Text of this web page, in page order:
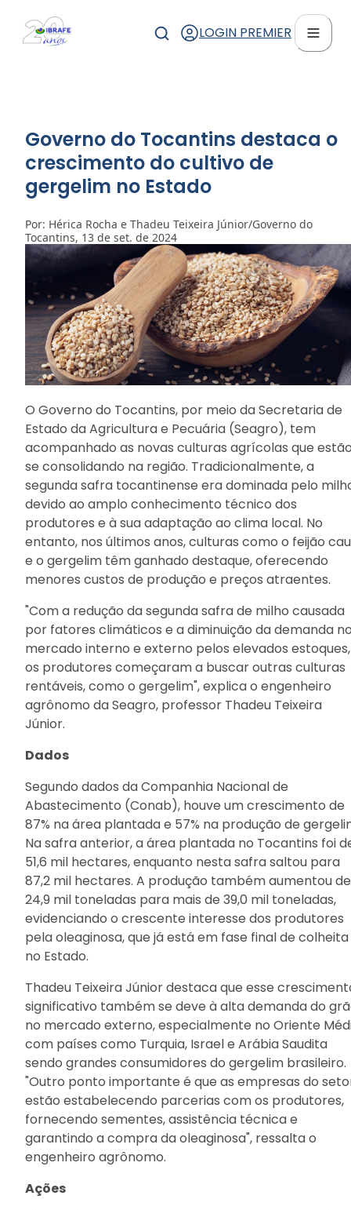
LOGIN PREMIER
Governo do Tocantins destaca o
crescimento do cultivo de
gergelim no Estado
Por: Hérica Rocha e Thadeu Teixeira Júnior/Governo do
Tocantins, 13 de set. de 2024
O Governo do Tocantins, por meio da Secretaria de
Estado da Agricultura e Pecuária (Seagro), tem
acompanhado as novas culturas agrícolas que
se consolidando na região. Tradicionalmente, a
segunda safra tocantinense era dominada pelo
devido ao amplo conhecimento técnico dos
produtores e à sua adaptação ao clima local. No
entanto, nos últimos anos, culturas como o feijão
e o gergelim têm ganhado destaque, oferecendo
menores custos de produção e preços atraentes.
"Com a redução da segunda safra de milho causada
por fatores climáticos e a diminuição da demanda
mercado interno e externo pelos elevados estoques,
os produtores começaram a buscar outras culturas
rentáveis, como o gergelim", explica o engenheiro
agrônomo da Seagro, professor Thadeu Teixeira
Júnior.
Dados
Segundo dados da Companhia Nacional de
Abastecimento (Conab), houve um crescimento de
87% na área plantada e 57% na produção de
Na safra anterior, a área plantada no Tocantins foi
51,6 mil hectares, enquanto nesta safra saltou para
87,2 mil hectares. A produção também aumentou de
24,9 mil toneladas para mais de 39,0 mil toneladas,
evidenciando o crescente interesse dos produtores
pela oleaginosa, que já está em fase final de colheita
no Estado.
Thadeu Teixeira Júnior destaca que esse
significativo também se deve à alta demanda do
no mercado externo, especialmente no Oriente
com países como Turquia, Israel e Arábia Saudita
sendo grandes consumidores do gergelim brasileiro.
"Outro ponto importante é que as empresas do
estão estabelecendo parcerias com os produtores,
fornecendo sementes, assistência técnica e
garantindo a compra da oleaginosa", ressalta o
engenheiro agrônomo.
Ações